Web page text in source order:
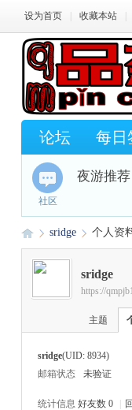
设为首页 收藏本站
论坛 每日
社区
夜游推荐
›
sridge 个人资
sridge
https://
主题
sridge(UID: 8934)
邮箱状态
未验证
统计信息 好友数 0